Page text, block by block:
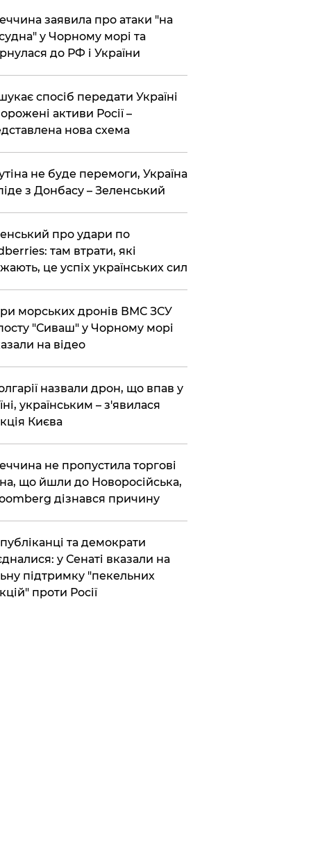
заявила про атаки "на
судна" у Чорному морі та
до РФ і України
спосіб передати Україні
активи Росії –
​​нова схема
не буде перемоги, Україна
з Донбасу – Зеленський
про удари по
там втрати, які
це успіх українських сил
морських дронів ВМС ЗСУ
"Сиваш" у Чорному морі
на відео
назвали дрон, що впав у
українським – з'явилася
Києва
не пропустила торгові
що йшли до Новоросійська,
дізнався причину
та демократи
у Сенаті вказали на
підтримку "пекельних
проти Росії